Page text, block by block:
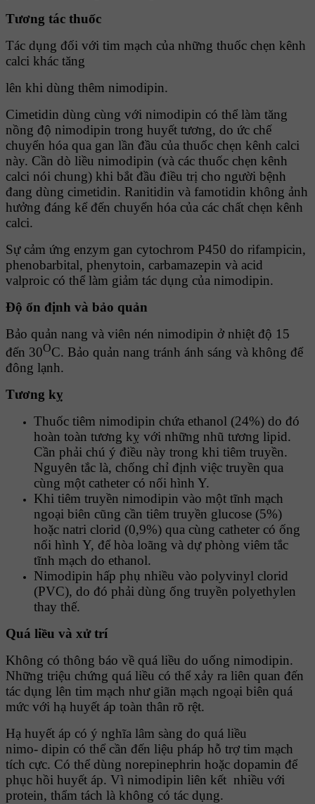
Tương tác thuốc
Tác dụng đối với tim mạch của những thuốc chẹn kênh
calci khác tăng
lên khi dùng thêm nimodipin.
Cimetidin dùng cùng với nimodipin có thể làm tăng
nồng độ nimodipin trong huyết tương, do ức chế
chuyển hóa qua gan lần đầu của thuốc chẹn kênh calci
này. Cần dò liều nimodipin (và các thuốc chẹn kênh
calci nói chung) khi bắt đầu điều trị cho người bệnh
đang dùng cimetidin. Ranitidin và famotidin không ảnh
hưởng đáng kể đến chuyển hóa của các chất chẹn kênh
calci.
Sự cảm ứng enzym gan cytochrom P450 do rifampicin,
phenobarbital, phenytoin, carbamazepin và acid
valproic có thể làm giảm tác dụng của nimodipin.
Ðộ ổn định và bảo quản
Bảo quản nang và viên nén nimodipin ở nhiệt độ 15
đến 30OC. Bảo quản nang tránh ánh sáng và không để
đông lạnh.
Tương kỵ
Thuốc tiêm nimodipin chứa ethanol (24%) do đó
hoàn toàn tương kỵ với những nhũ tương lipid.
Cần phải chú ý điều này trong khi tiêm truyền.
Nguyên tắc là, chống chỉ định việc truyền qua
cùng một catheter có nối hình Y.
Khi tiêm truyền nimodipin vào một tĩnh mạch
ngoại biên cũng cần tiêm truyền glucose (5%)
hoặc natri clorid (0,9%) qua cùng catheter có ống
nối hình Y, để hòa loãng và dự phòng viêm tắc
tĩnh mạch do ethanol.
Nimodipin hấp phụ nhiều vào polyvinyl clorid
(PVC), do đó phải dùng ống truyền polyethylen
thay thế.
Quá liều và xử trí
Không có thông báo về quá liều do uống nimodipin.
Những triệu chứng quá liều có thể xảy ra liên quan đến
tác dụng lên tim mạch như giãn mạch ngoại biên quá
mức với hạ huyết áp toàn thân rõ rệt.
Hạ huyết áp có ý nghĩa lâm sàng do quá liều
nimo- dipin có thể cần đến liệu pháp hỗ trợ tim mạch
tích cực. Có thể dùng norepinephrin hoặc dopamin để
phục hồi huyết áp. Vì nimodipin liên kết nhiều với
protein, thẩm tách là không có tác dụng.